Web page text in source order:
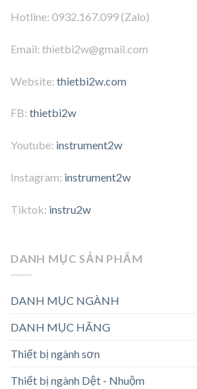
Hotline: 0932.167.099 (Zalo)
Email: thietbi2w@gmail.com
Website: thietbi2w.com
FB: thietbi2w
Youtube: instrument2w
Instagram: instrument2w
Tiktok: instru2w
DANH MỤC SẢN PHẨM
DANH MỤC NGÀNH
DANH MỤC HÃNG
Thiết bị ngành sơn
Thiết bị ngành Dệt - Nhuộm